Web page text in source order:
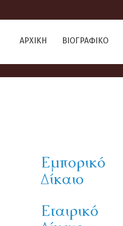
ΑΡΧΙΚΗ ΒΙΟΓΡΑΦΙΚΟ
Εμπορικό
Δίκαιο
Εταιρικό